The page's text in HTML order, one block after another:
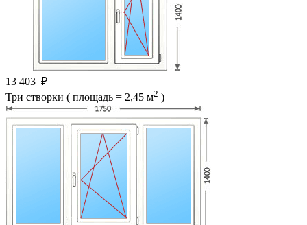
13 403 ₽
Три створки ( площадь = 2,45 м2 )